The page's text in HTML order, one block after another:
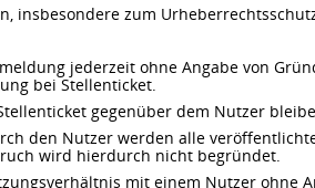
insbesondere zum
jederzeit ohne Angabe von
bei Stellenticket.
gegenüber dem Nutzer
den Nutzer werden alle
wird hierdurch nicht begründet.
mit einem Nutzer ohne